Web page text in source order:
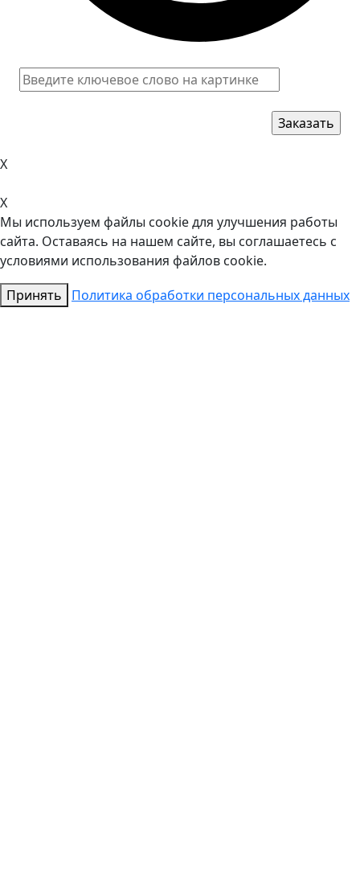
X
X
Мы используем файлы cookie для улучшения работы
сайта. Оставаясь на нашем сайте, вы соглашаетесь с
условиями использования файлов cookie.
Принять
Политика обработки персональных данных